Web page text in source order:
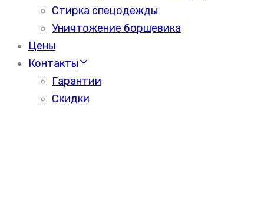
Стирка спецодежды
Уничтожение борщевика
Цены
Контакты
Гарантии
Скидки